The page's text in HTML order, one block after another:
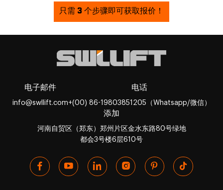
只需 3 个步骤即可获取报价！
电子邮件
info@swllift.com
电话
+(00) 86-19803851205（Whatsapp/微信）
添加
河南自贸区（郑东）郑州片区金水东路80号绿地
都会3号楼6层610号